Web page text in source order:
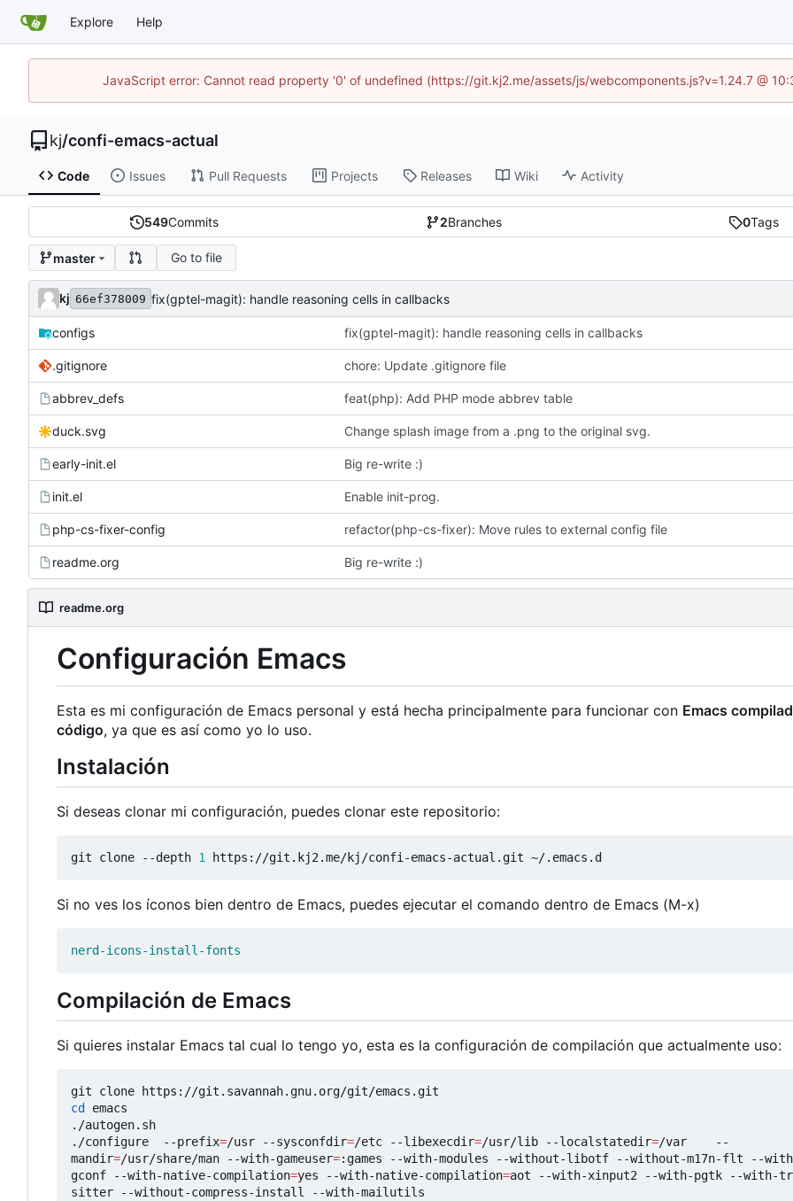
Explore Help
JavaScript error: Cannot read property '0' of undefined (https://git.kj2.me/assets/js/webcomponents.js?v=1.24.7 @
kj/confi-emacs-actual
Code Issues Pull Requests Projects Releases Wiki Activity
549Commits 2Branches 0Tags
master Go to file
kj 66ef378009 fix(gptel-magit): handle reasoning cells in callbacks
configs fix(gptel-magit): handle reasoning cells in callbacks
.gitignore chore: Update .gitignore file
abbrev_defs feat(php): Add PHP mode abbrev table
duck.svg Change splash image from a .png to the original svg.
early-init.el Big re-write :)
init.el Enable init-prog.
php-cs-fixer-config refactor(php-cs-fixer): Move rules to external config file
readme.org Big re-write :)
readme.org
Configuración Emacs
Esta es mi configuración de Emacs personal y está hecha principalmente para funcionar con Emacs
código, ya que es así como yo lo uso.
Instalación
Si deseas clonar mi configuración, puedes clonar este repositorio:
git clone --depth 1 https://git.kj2.me/kj/confi-emacs-actual.git ~/.emacs.d
Si no ves los íconos bien dentro de Emacs, puedes ejecutar el comando dentro de Emacs (M-x)
nerd-icons-install-fonts
Compilación de Emacs
Si quieres instalar Emacs tal cual lo tengo yo, esta es la configuración de compilación que actualmente uso:
cd
emacs
./autogen.sh
./configure  --prefix=/usr --sysconfdir=/etc --libexecdir=/usr/lib --localstatedir=/var    --
mandir=/usr/share/man --with-gameuser=:games --with-modules --without-libotf --without-m17n-flt --
gconf --with-native-compilation=yes --with-native-compilation=aot --with-xinput2 --with-pgtk --with-
sitter --without-compress-install --with-mailutils